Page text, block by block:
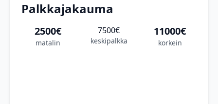
Palkkajakauma
2500€
matalin
7500€
keskipalkka
11000€
korkein